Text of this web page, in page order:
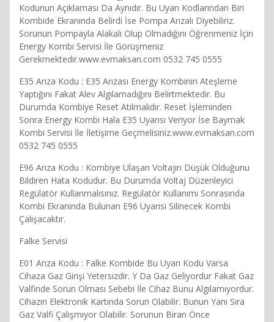
Kodunun Açıklaması Da Aynıdır. Bu Uyarı Kodlarından Biri
Kombide Ekranında Belirdi İse Pompa Arızalı Diyebiliriz.
Sorunun Pompayla Alakalı Olup Olmadığını Öğrenmeniz İçin
Energy Kombi Servisi İle Görüşmeniz
Gerekmektedir.www.evmaksan.com 0532 745 0555
E35 Arıza Kodu : E35 Arızası Energy Kombinin Ateşleme
Yaptığını Fakat Alev Algılamadığını Belirtmektedir. Bu
Durumda Kombiye Reset Atılmalıdır. Reset İşleminden
Sonra Energy Kombi Hala E35 Uyarısı Veriyor İse Baymak
Kombi Servisi İle İletişime Geçmelisiniz.www.evmaksan.com
0532 745 0555
E96 Arıza Kodu : Kombiye Ulaşan Voltajın Düşük Olduğunu
Bildiren Hata Kodudur. Bu Durumda Voltaj Düzenleyici
Regülatör Kullanmalısınız. Regülatör Kullanımı Sonrasında
Kombi Ekranında Bulunan E96 Uyarısı Silinecek Kombi
Çalışacaktır.
Falke Servisi
E01 Arıza Kodu : Falke Kombide Bu Uyarı Kodu Varsa
Cihaza Gaz Girişi Yetersizdir. Y Da Gaz Geliyordur Fakat Gaz
Valfinde Sorun Olması Sebebi İle Cihaz Bunu Algılamıyordur.
Cihazın Elektronik Kartında Sorun Olabilir. Bunun Yanı Sıra
Gaz Valfi Çalışmıyor Olabilir. Sorunun Biran Önce